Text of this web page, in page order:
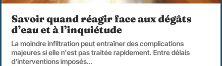
Savoir quand réagir face aux dégâts
d’eau et à l’inquiétude
La moindre infiltration peut entraîner des complications
majeures si elle n'est pas traitée rapidement. Entre délais
d'interventions imposés…